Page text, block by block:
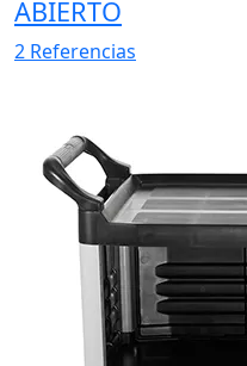
ABIERTO
2 Referencias